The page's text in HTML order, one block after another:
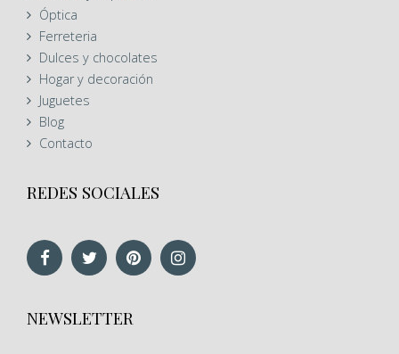
Óptica
Ferreteria
Dulces y chocolates
Hogar y decoración
Juguetes
Blog
Contacto
REDES SOCIALES
NEWSLETTER